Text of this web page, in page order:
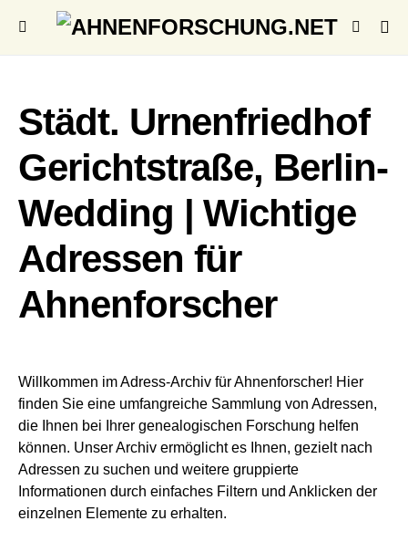
Städt. Urnenfriedhof
Gerichtstraße, Berlin-
Wedding | Wichtige
Adressen für
Ahnenforscher
Willkommen im Adress-Archiv für Ahnenforscher! Hier
finden Sie eine umfangreiche Sammlung von Adressen,
die Ihnen bei Ihrer genealogischen Forschung helfen
können. Unser Archiv ermöglicht es Ihnen, gezielt nach
Adressen zu suchen und weitere gruppierte
Informationen durch einfaches Filtern und Anklicken der
einzelnen Elemente zu erhalten.